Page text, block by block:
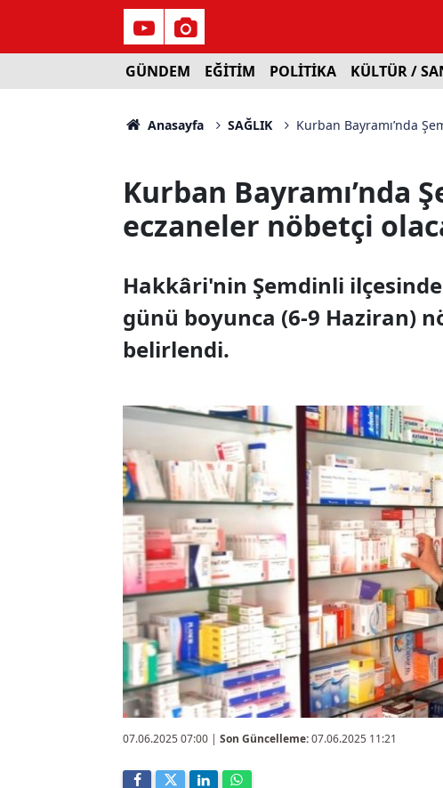
GÜNDEM EĞİTİM POLİTİKA KÜLTÜR /
Anasayfa SAĞLIK Kurban Bayramı’nda
Kurban Bayramı’nda
eczaneler nöbetçi
Hakkâri'nin Şemdinli
günü boyunca (6-9 Haziran)
belirlendi.
07.06.2025 07:00 | Son Güncelleme:07.06.2025 11:21